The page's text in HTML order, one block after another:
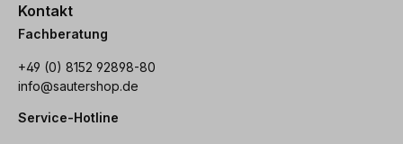
Kontakt
Fachberatung
+49 (0) 8152 92898-80
info@sautershop.de
Service-Hotline